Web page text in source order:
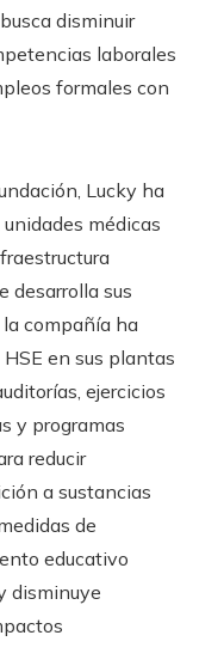
disminuir
laborales
formales con
Lucky ha
médicas
desarrolla sus
compañía ha
en sus plantas
ejercicios
y programas
reducir
a sustancias
de
educativo
disminuye